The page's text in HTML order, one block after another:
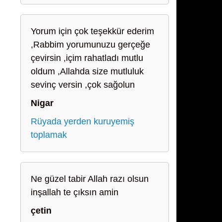
Yorum için çok teşekkür ederim
,Rabbim yorumunuzu gerçeğe
çevirsin ,içim rahatladı mutlu
oldum ,Allahda size mutluluk
sevinç versin ,çok sağolun
Nigar
Rüyada yerden kuruyemiş
toplamak
Ne güzel tabir Allah razı olsun
inşallah te çıksın amin
çetin